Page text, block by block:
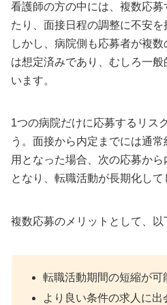
看護師の方の中には、複数応
たり、面接日程の調整に不安を
しかし、病院側も応募者が複
は想定済みであり、むしろ一
います。
1つの病院だけに応募するリス
う。面接から内定までには通
用となった場合、次の応募か
となり、転職活動が長期化して
複数応募のメリットとして、以
転職活動期間の短縮が可
より良い条件の求人に出